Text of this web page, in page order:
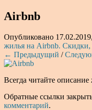
Airbnb
Опубликовано 17.02.2019,
жилья на Airbnb. Скидки,
← Предыдущий /
Всегда читайте
Обратные ссылки
комментарий.